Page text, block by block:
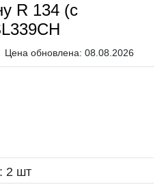
R 134 (с
Цена обновлена: 08.08.2026
2 шт